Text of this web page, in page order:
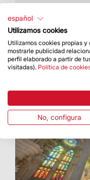
español
Utilizamos cookies
Utilizamos cookies propias
mostrarle publicidad
perfil elaborado a partir de
visitadas). Política de
No, configura